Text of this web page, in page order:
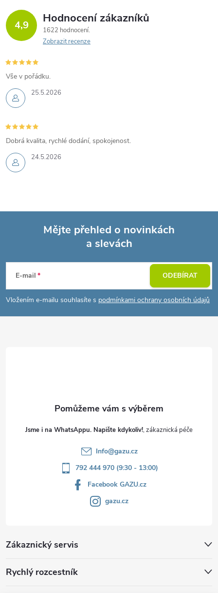
4,9 Hodnocení zákazníků
1622 hodnocení
Zobrazit recenze
25.5.2026
Vše v pořádku.
24.5.2026
Dobrá kvalita, rychlé dodání, spokojenost.
p
a
Mějte přehled o novinkách
a slevách
E-mail
Vložením e-mailu souhlasíte s podmínkami ochrany osobních údajů
ODEBÍRAT
Jsme i na WhatsAppu. Napište kdykoliv!
Info@gazu.cz
792 444 970 (9:30 - 13:00)
Facebook GAZU.cz
gazu.cz
Zákaznický servis
Rychlý rozcestník